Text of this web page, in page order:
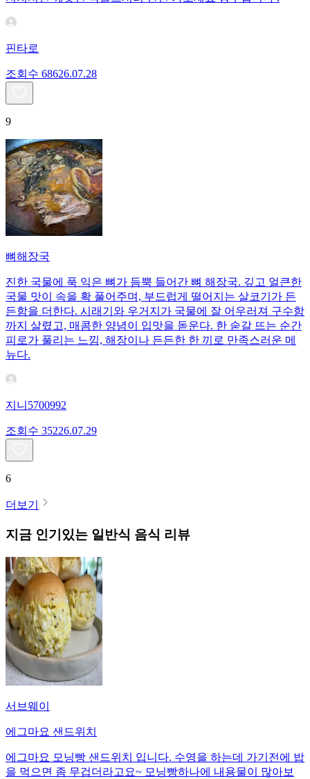
핀타로
조회수 68626.07.28
9
뼈해장국
진한 국물에 푹 익은 뼈가 듬뿍 들어간 뼈 해장국. 깊고 얼큰한
국물 맛이 속을 확 풀어주며, 부드럽게 떨어지는 살코기가 든
든함을 더한다. 시래기와 우거지가 국물에 잘 어우러져 구수함
까지 살렸고, 매콤한 양념이 입맛을 돋운다. 한 숟갈 뜨는 순간
피로가 풀리는 느낌, 해장이나 든든한 한 끼로 만족스러운 메
뉴다.
지니5700992
조회수 35226.07.29
6
더보기
지금 인기있는 일반식 음식 리뷰
서브웨이
에그마요 샌드위치
에그마요 모닝빵 샌드위치 입니다. 수영을 하는데 가기전에 밥
을 먹으면 좀 무겁더라고요~ 모닝빵하나에 내용물이 많아보